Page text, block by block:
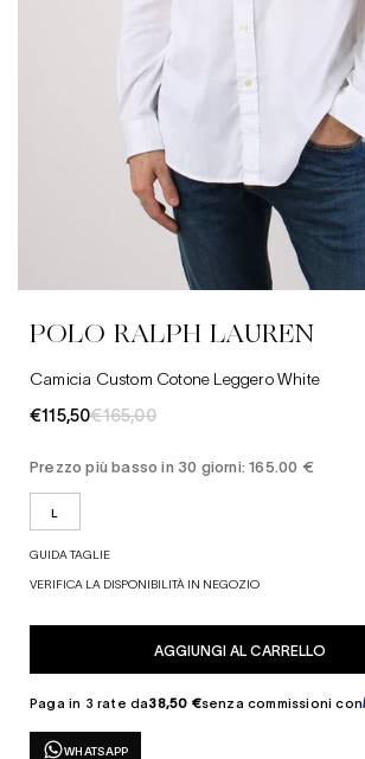
POLO RALPH LAUREN
Camicia Custom Cotone Leggero White
€115,50€165,00
Prezzo più basso in 30 giorni: 165.00 €
L
GUIDA TAGLIE
VERIFICA LA DISPONIBILITÀ IN NEGOZIO
AGGIUNGI AL CARRELLO
Paga in 3 rate da38,50 €senza commissioni con
WHATSAPP
Abbigliamento
Jeans
Cappelli